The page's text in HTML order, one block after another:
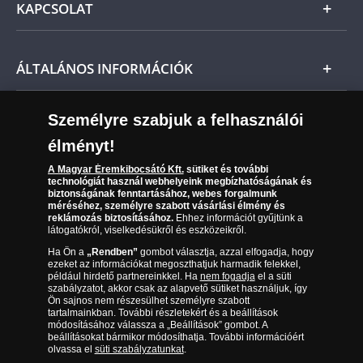
Magyar
Reklamáció
Visszaküldés
Elállási űrlap
KAPCSOLAT
Ügyfélszolgálat
Leiratkozás a hírlevélről
Karrier
ÁLTALÁNOS INFORMÁCIÓK
Sütik (cookies) használata
Süti (cookies)Beállítások
Társaságunkról
Az érmék és érmek ára és értéke
Gyakran ismételt kérdések
Adatkezelés
06 80 888 889
(díjmentesen hívható hétfőtől csütörtökig 9.00 és 17.00
óra között, péntekenként 9.00 és 15.00 óra között)
Személyre szabjuk a felhasználói
élményt!
A Magyar Éremkibocsátó Kft.sütiket és további
technológiát használ webhelyeink megbízhatóságának és
biztonságának fenntartásához, webes forgalmunk
méréséhez, személyre szabott vásárlási élmény és
reklámozás biztosításához.Ehhez információt gyűjtünk a
látogatókról, viselkedésükről és eszközeikről.
Ha Ön a „Rendben”gombot választja, azzal elfogadja, hogy
ezeket az információkat megoszthatjuk harmadik felekkel,
például hirdető partnereinkkel. Ha nem fogadjael a süti
szabályzatot, akkor csak az alapvető sütiket használjuk, így
Ön sajnos nem részesülhet személyre szabott
tartalmainkban. További részletekért és a beállítások
módosításához válassza a „Beállítások” gombot. A
beállításokat bármikor módosíthatja. További információért
olvassa el süti szabályzatunkat.